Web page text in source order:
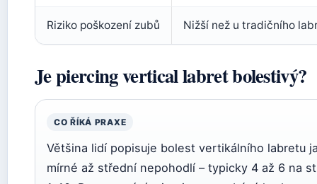
Riziko poškození zubů Nižší než u tradičního
Je piercing vertical labret bolestivý?
CO ŘÍKÁ PRAXE
Většina lidí popisuje bolest vertikálního labretu
mírné až střední nepohodlí – typicky 4 až 6 na